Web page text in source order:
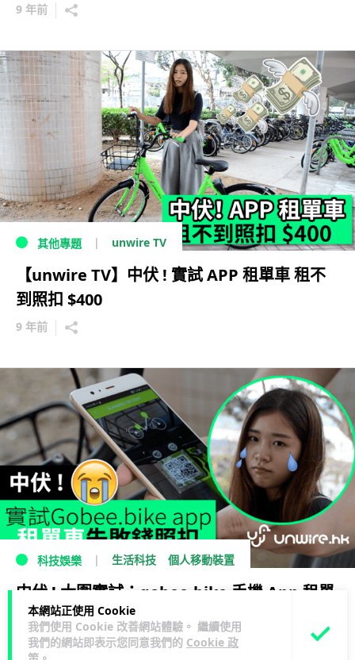
本網站正使用 Cookie
我們使用 Cookie 改善網站體驗。 繼續使用
我們的網站即表示您同意我們的 Cookie 政
9 年前
其他專題 unwire TV
【unwire TV】中伏 ! 實試 APP 租單車 租不
到照扣 $400
9 年前
科技娛樂 生活科技 個人移動裝置
中伏 ! 大圍實試：gobee.bike 手機 App 租單
車失敗 錢照扣
9 年前